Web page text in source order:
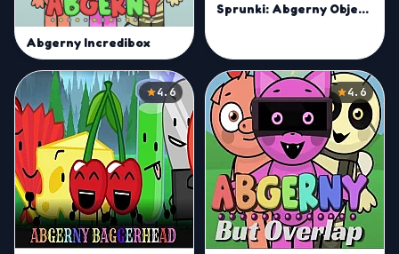
Abgerny Incredibox
Sprunki: Abgerny Objectbox
4.6 4.6